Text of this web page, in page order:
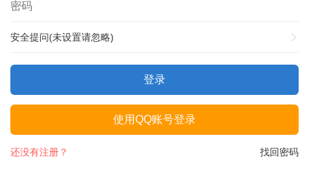
安全提问(未设置请忽略)
登录
使用QQ账号登录
找回密码
还没有注册？